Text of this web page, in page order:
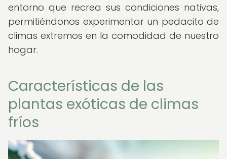
entorno que recrea sus condiciones nativas,
permitiéndonos experimentar un pedacito de
climas extremos en la comodidad de nuestro
hogar.
Características de las
plantas exóticas de climas
fríos